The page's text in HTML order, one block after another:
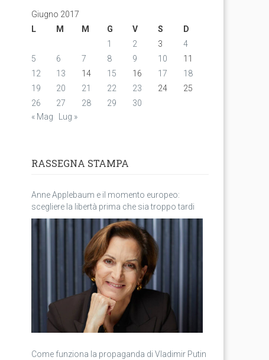
Giugno 2017
L
M M G V S
D
1
2 3
4
5
6 7 8 9 10
11
12
13 14 15 16 17
18
19
20 21 22 23 24
25
26
27 28 29
30
« Mag
Lug »
RASSEGNA STAMPA
Anne Applebaum e il momento europeo:
scegliere la libertà prima che sia troppo tardi
Come funziona la propaganda di Vladimir Putin